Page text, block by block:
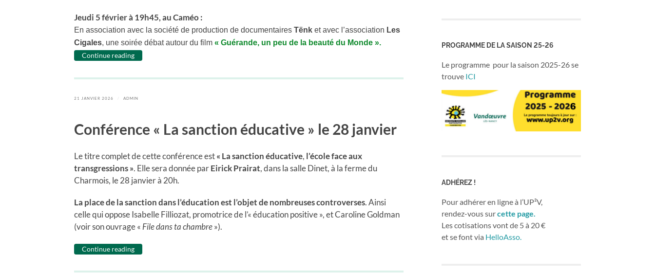
Jeudi 5 février à 19h45, au Caméo :
En association avec la société de production de documentaires Tënk et avec l’association Les
Cigales, une soirée débat autour du film « Guérande, un peu de la beauté du Monde ».
Continue reading
21 JANVIER 2026 ADMIN
Conférence « La sanction éducative » le 28 janvier
Le titre complet de cette conférence est« La sanction éducative, l’école face aux
transgressions ». Elle sera donnée parEirick Prairat, dans la salle Dinet, à la ferme du
Charmois, le 28 janvier à 20h.
La place de la sanction dans l’éducation est l’objet de nombreuses controverses. Ainsi
celle qui oppose Isabelle Filliozat, promotrice de l’« éducation positive », et Caroline Goldman
(voir son ouvrage « File dans ta chambre»).
Continue reading
PROGRAMME DE LA SAISON 25-26
Le programme pour la saison 2025-26 se
trouve ICI
ADHÉREZ !
Pour adhérer en ligne à l’UP²V,
rendez-vous surcette page.
Les cotisations vont de 5 à 20 €
et se font via HelloAsso.